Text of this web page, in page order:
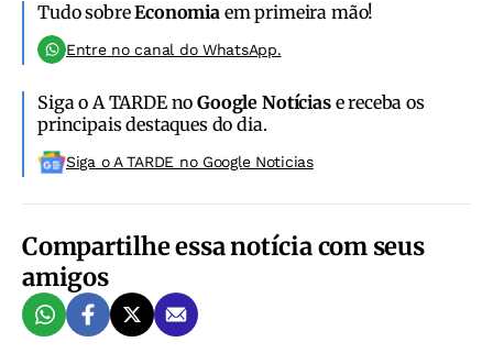
Tudo sobreEconomiaem primeira mão!
Entre no canal do WhatsApp.
Siga o A TARDE noGoogle Notíciase receba os
principais destaques do dia.
Siga o A TARDE no Google Noticias
Compartilhe essa notícia com seus
amigos